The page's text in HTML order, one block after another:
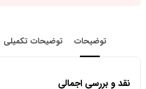
توضیحات توضیحات تکمیلی
نقد و بررسی اجمالی